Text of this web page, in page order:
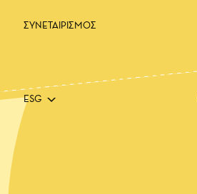
ΣΥΝΕΤΑΙΡΙΣΜΟΣ
ESG